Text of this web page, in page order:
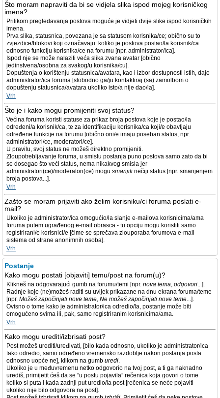
Što moram napraviti da bi se vidjela slika ispod mojeg korisničkog
imena?
Prilikom pregledavanja postova moguće je vidjeti dvije slike ispod korisničkih
imena.
Prva slika, statusnica, povezana je sa statusom korisnika/ce; obično su to
zvjezdice/blokovi koji označavaju: koliko je postova postao/la korisnik/ca
odnosno funkciju korisnika/ce na forumu [npr. administrator/ica].
Ispod nje se može nalaziti veća slika zvana avatar [obično
jedinstvena/osobna za svakog/u korisnika/cu].
Dopuštenja o korištenju statusnica/avatara, kao i izbor dostupnosti istih, daje
administrator/ica foruma [slobodno ga/ju kontaktiraj (sa) zamolbom o
dopuštenju statusnica/avatara ukoliko isto/a nije dao/la].
Vrh
Što je i kako mogu promijeniti svoj status?
Većina foruma koristi statuse za prikaz broja postova koje je postao/la
određeni/a korisnik/ca, te za identifikaciju korisnika/ca koji/e obavljaju
određene funkcije na forumu [obično oni/e imaju poseban status, npr.
administratori/ce, moderatori/ce].
U pravilu, svoj status ne možeš direktno promijeniti.
Zloupotrebljavanje foruma, u smislu postanja puno postova samo zato da bi
se dosegao što veći status, nema nikakvog smisla jer
administratori(ce)/moderatori(ce) mogu smanjiti nečiji status [npr. smanjenjem
broja postova...].
Vrh
Zašto se moram prijaviti ako želim korisniku/ci foruma poslati e-
mail?
Ukoliko je administrator/ica omogućio/la slanje e-mailova korisnicima/ama
foruma putem ugrađenog e-mail obrasca - tu opciju mogu koristiti samo
registrirani/e korisnici/e [čime se sprečava zlouporaba forumova e-mail
sistema od strane anonimnih osoba].
Vrh
Postanje
Kako mogu postati [objaviti] temu/post na forum(u)?
Klikneš na odgovarajući gumb na forumu/temi [npr. nova tema, odgovori...].
Radnje koje (ne)možeš raditi su uvijek prikazane na dnu ekrana foruma/teme
[npr. Možeš započinjati nove teme, Ne možeš započinjati nove teme...].
Ovisno o tome kako je administrator/ica odredio/la, postanje može biti
omogućeno svima ili, pak, samo registriranim korisnicima/ama.
Vrh
Kako mogu urediti/izbrisati post?
Post možeš urediti/uređivati, [bilo kada odnosno, ukoliko je administrator/ica
tako odredio, samo određeno vremensko razdoblje nakon postanja posta
odnosno uopće ne], klikom na gumb uredi.
Ukoliko je u međuvremenu netko odgovorio na tvoj post, a ti ga naknadno
urediš, primijetit ćeš da se “u postu pojavila” rečenica koja govori o tome
koliko si puta i kada zadnji put uredio/la post [rečenica se neće pojaviti
ukoliko nije bilo odgovora na post].